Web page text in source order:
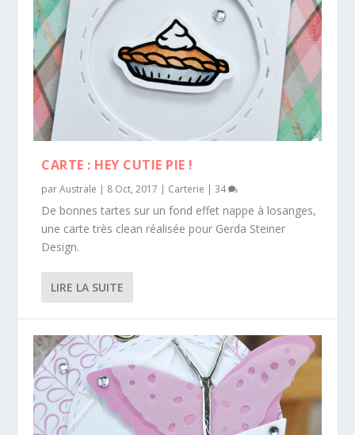
CARTE : HEY CUTIE PIE !
parAustrale | 8 Oct, 2017 | Carterie |34
De bonnes tartes sur un fond effet nappe à losanges,
une carte très clean réalisée pour Gerda Steiner
Design.
LIRE LA SUITE